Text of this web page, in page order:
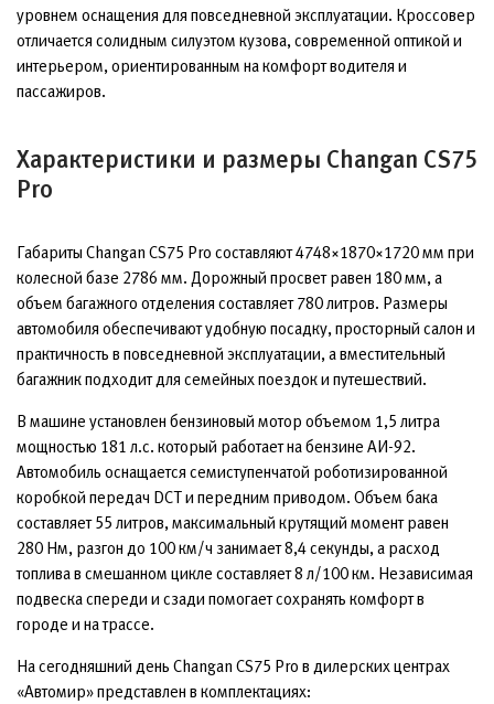
уровнем оснащения для повседневной эксплуатации. Кроссовер
отличается солидным силуэтом кузова, современной оптикой и
интерьером, ориентированным на комфорт водителя и
пассажиров.
Характеристики и размеры Changan CS75
Pro
Габариты Changan CS75 Pro составляют 4748×1870×1720 мм при
колесной базе 2786 мм. Дорожный просвет равен 180 мм, а
объем багажного отделения составляет 780 литров. Размеры
автомобиля обеспечивают удобную посадку, просторный салон и
практичность в повседневной эксплуатации, а вместительный
багажник подходит для семейных поездок и путешествий.
В машине установлен бензиновый мотор объемом 1,5 литра
мощностью 181 л.с. который работает на бензине АИ-92.
Автомобиль оснащается семиступенчатой роботизированной
коробкой передач DCT и передним приводом. Объем бака
составляет 55 литров, максимальный крутящий момент равен
280 Нм, разгон до 100 км/ч занимает 8,4 секунды, а расход
топлива в смешанном цикле составляет 8 л/100 км. Независимая
подвеска спереди и сзади помогает сохранять комфорт в
городе и на трассе.
На сегодняшний день Changan CS75 Pro в дилерских центрах
«Автомир» представлен в комплектациях: